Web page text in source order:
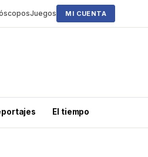
Juegos MI CUENTA
El tiempo